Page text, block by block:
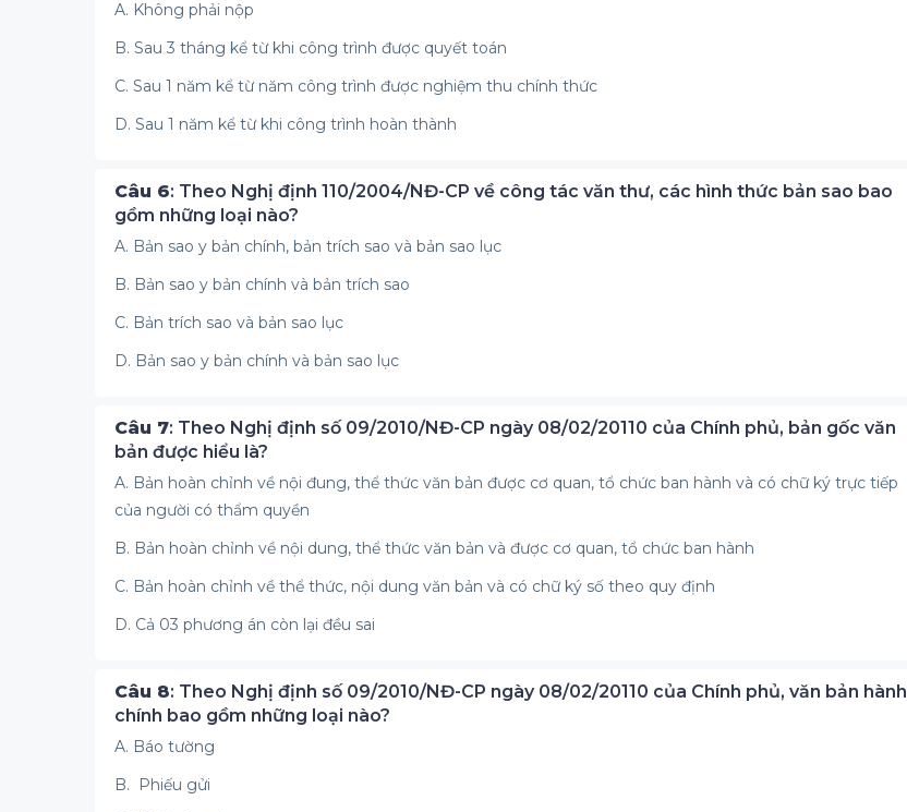
A. Không phải nộp
B. Sau 3 tháng kể từ khi công trình được quyết toán
C. Sau 1 năm kể từ năm công trình được nghiệm thu chính thức
D. Sau 1 năm kể từ khi công trình hoàn thành
Câu 6: Theo Nghị định 110/2004/NĐ-CP về công tác văn thư, các hình thức bản sao bao
gồm những loại nào?
A. Bản sao y bản chính, bản trích sao và bản sao lục
B. Bản sao y bản chính và bản trích sao
C. Bản trích sao và bản sao lục
D. Bản sao y bản chính và bản sao lục
Câu 7: Theo Nghị định số 09/2010/NĐ-CP ngày 08/02/20110 của Chính phủ, bản gốc văn
bản được hiểu là?
A. Bản hoàn chỉnh về nội đung, thể thức văn bản được cơ quan, tổ chức ban hành và có chữ ký trực tiếp
của người có thẩm quyền
B. Bản hoàn chỉnh về nội dung, thể thức văn bản và được cơ quan, tổ chức ban hành
C. Bản hoàn chỉnh về thể thức, nội dung văn bản và có chữ ký số theo quy định
D. Cả 03 phương án còn lại đều sai
Câu 8: Theo Nghị định số 09/2010/NĐ-CP ngày 08/02/20110 của Chính phủ, văn bản hành
chính bao gồm những loại nào?
A. Báo tường
B. Phiếu gửi